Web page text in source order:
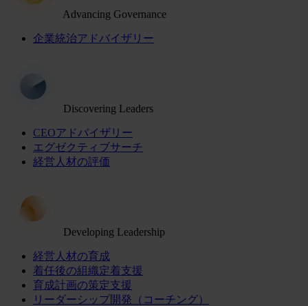
Advancing Governance
企業統治アドバイザリー
Discovering Leaders
CEOアドバイザリー
エグゼクティブサーチ
経営人材の評価
Developing Leadership
経営人材の育成
着任後の組織定着支援
育成計画の策定支援
リーダーシップ開発（コーチング）